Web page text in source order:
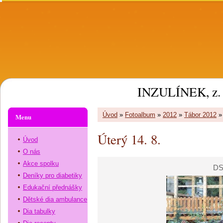
INZULÍNEK, z.
Úvod » Fotoalbum » 2012 » Tábor 2012
Úterý 14. 8.
Menu
Úvod
O nás
Akce spolku
Deníky pro diabetiky
Edukační přednášky
Dětské dia ambulance
Dia tabulky